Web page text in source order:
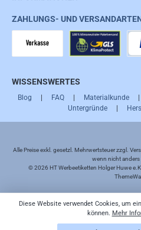
ZAHLUNGS- UND
WISSENSWERTES
Blog FAQ Materialkunde
Untergründe|
Alle Preise exkl. gesetzl. Mehrwertsteuer zzgl.
wenn nicht
© 2026 HT Werbeetiketten Holger Huwe
Diese Website verwendet Cookies, um
können. Mehr